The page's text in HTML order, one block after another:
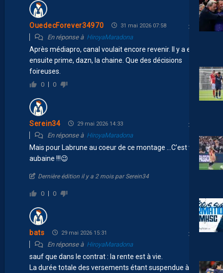
OuedecForever34970 31 mai 2026 07:58
En réponse à HiroyaMaradona
Après médiapro, canal voulait encore revenir. Il y a eu
ensuite prime, dazn, la chaine. Que des décisions
foireuses.
0 0
Serein34 29 mai 2026 14:33
En réponse à HiroyaMaradona
Mais pour Labrune au coeur de ce montage …C’est vrai
aubaine !!! 😉
Dernière édition il y a 2 mois par Serein34
0 0
bats 29 mai 2026 15:31
En réponse à HiroyaMaradona
sauf que dans le contrat : la rente est à vie.
La durée totale des versements étant suspendue à la